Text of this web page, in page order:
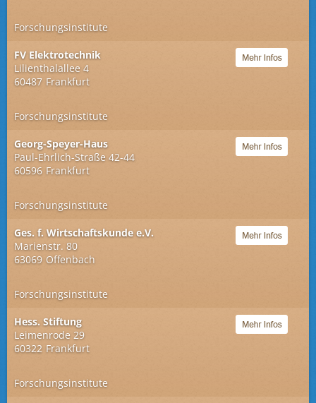
Forschungsinstitute
FV Elektrotechnik
Lilienthalallee 4
60487 Frankfurt
Forschungsinstitute
Georg-Speyer-Haus
Paul-Ehrlich-Straße 42-44
60596 Frankfurt
Forschungsinstitute
Ges. f. Wirtschaftskunde e.V.
Marienstr. 80
63069 Offenbach
Forschungsinstitute
Hess. Stiftung
Leimenrode 29
60322 Frankfurt
Forschungsinstitute